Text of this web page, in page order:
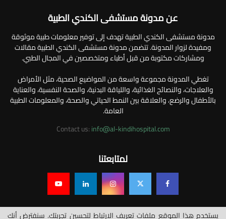
عن مدونة مستشفى الكندي الطبية
مدونة مستشفى الكندي الطبية تهدف إلى توفير معلومات طبية موثوقة
ومفيدة لزوار المدونة. تتضمن مدونة مستشفى الكندي الطبية مقالات
ومشاركات مكتوبة من قبل أطباء ومتخصصين في المجال الطبي.
تغطي المدونة مجموعة واسعة من المواضيع الصحية، مثل الأمراض
والعلاجات، والنصائح الغذائية، واللياقة البدنية، والصحة النفسية، والعناية
بالأطفال والرضع، والعلاقة بين النمط الحياتي والصحة، والمعلومات الطبية
العامة.
Contact us:info@al-kindihospital.com
لمتابعتنا
يستخدم هذا الموقع ملفات تعريف الارتباط لتحسين تجربتك. سنفترض أنك